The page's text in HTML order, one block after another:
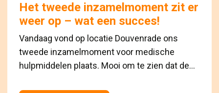
Het tweede inzamelmoment zit er
weer op – wat een succes!
Vandaag vond op locatie Douvenrade ons
tweede inzamelmoment voor medische
hulpmiddelen plaats. Mooi om te zien dat de...